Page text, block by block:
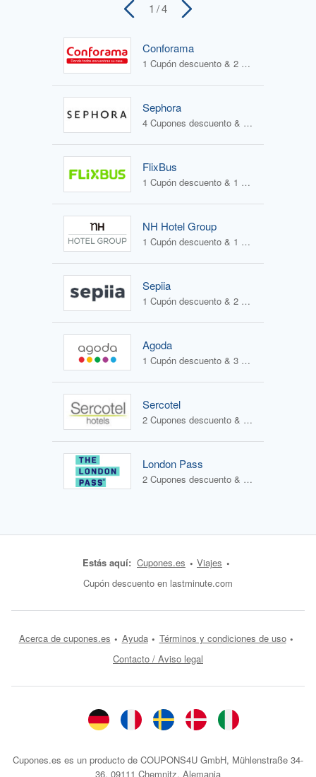
1 / 4
Conforama
1 Cupón descuento & 2 Ofertas
Sephora
4 Cupones descuento & 1 Oferta
FlixBus
1 Cupón descuento & 1 Oferta
NH Hotel Group
1 Cupón descuento & 1 Oferta
Sepiia
1 Cupón descuento & 2 Ofertas
Agoda
1 Cupón descuento & 3 Ofertas
Sercotel
2 Cupones descuento & 1 Oferta
London Pass
2 Cupones descuento & 0 Ofertas
Estás aquí: Cupones.es
Viajes
Cupón descuento en lastminute.com
Acerca de cupones.es Ayuda
Términos y condiciones de uso
Contacto / Aviso legal
Cupones.es es un producto de COUPONS4U GmbH, Mühlenstraße 34-
36, 09111 Chemnitz, Alemania